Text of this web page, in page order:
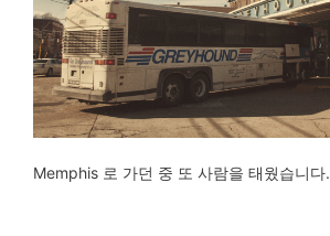
Memphis 로 가던 중 또 사람을 태웠습니다.